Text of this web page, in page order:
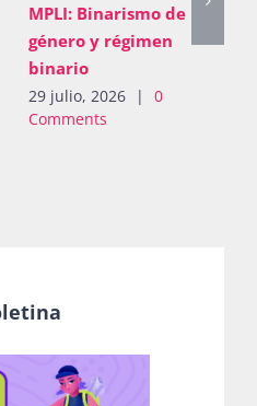
MPLI: Mirada femenina
/ Female Gaze
23 junio, 2026
Comments